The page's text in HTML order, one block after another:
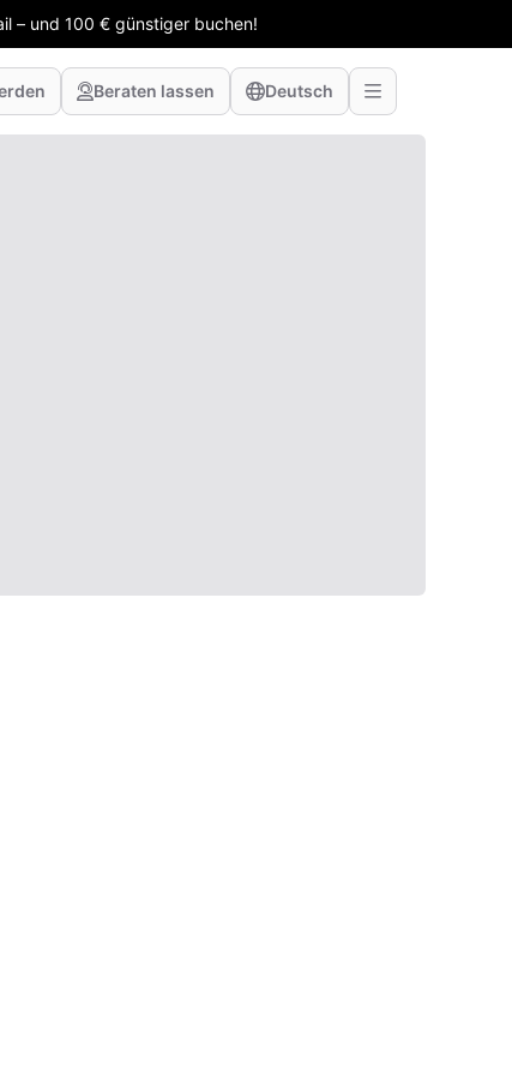
– und 100 € günstiger buchen!
Beraten lassen Deutsch